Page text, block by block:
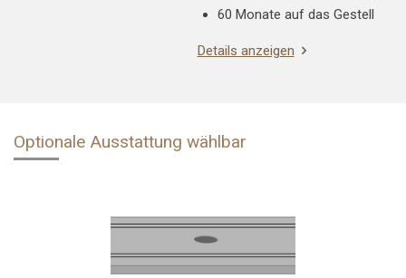
60 Monate auf das Gestell
Details anzeigen
Optionale Ausstattung wählbar